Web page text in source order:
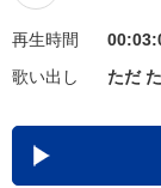
お知らせ
再生時間
歌い出し
ただ